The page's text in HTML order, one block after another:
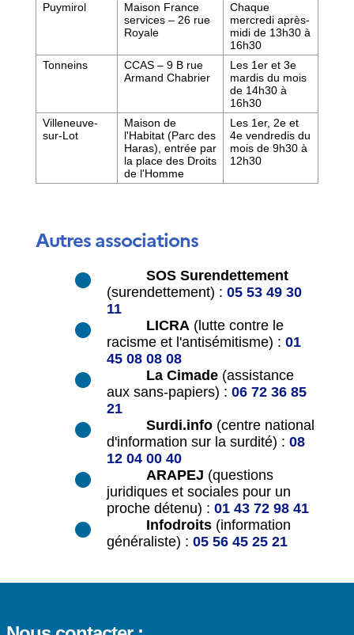
Puymirol
Maison France
services – 26 rue
Royale
Chaque
mercredi après-
midi de 13h30 à
16h30
Tonneins
CCAS – 9 B rue
Armand Chabrier
Les 1eret 3e
mardis du mois
de 14h30 à
16h30
Villeneuve-
sur-Lot
Maison de
l'Habitat (Parc des
Haras), entrée par
la place des Droits
de l'Homme
Les 1er, 2eet
4evendredis du
mois de 9h30 à
12h30
Autres associations
SOS Surendettement
(surendettement) : 05 53 49 30
11
LICRA (lutte contre le
racisme et l'antisémitisme) : 01
45 08 08 08
La Cimade(assistance
aux sans-papiers) : 06 72 36 85
21
Surdi.info(centre national
d'information sur la surdité) : 08
12 04 00 40
ARAPEJ (questions
juridiques et sociales pour un
proche détenu) : 01 43 72 98 41
Infodroits(information
généraliste) : 05 56 45 25 21